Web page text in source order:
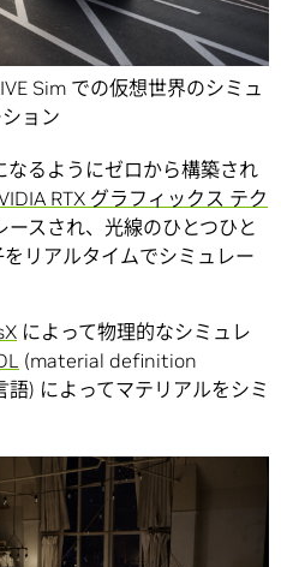
Sim での仮想世界のシミュ
ョン
るようにゼロから構築され
RTX グラフィックス テク
ースされ、光線のひとつひと
リアルタイムでシミュレー
によって物理的なシミュレ
(material definition
) によってマテリアルをシミ